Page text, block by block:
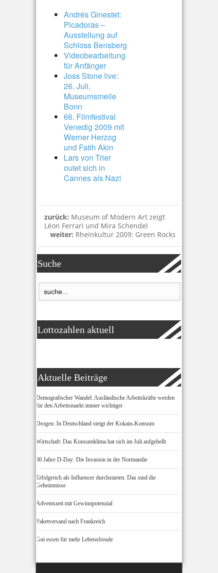
Andrés Ginestet:
Picadoras –
Ausstellung auf
Schloss Bensberg
Videobearbeitung
für Anfänger
Joss Stone live:
26. Juli,
Museumsmeile
Bonn
66. Filmfestival
Venedig 2009 mit
Werner Herzog
und Fatih Akin
Lars von Trier
outet sich in
Cannes als Nazi
zurück: Museum of Modern Art zeigt
Léon Ferrari und Mira Schendel
weiter: Rheinkultur 2009: Green Rocks
Suche
Lottozahlen aktuell
Aktuelle Beiträge
Demografischer Wandel: Ausländische Arbeitskräfte werden
für den Arbeitsmarkt immer wichtiger
Drogen: In Deutschland steigt der Kokain-Konsum
Wirtschaft: Das Konsumklima hat sich im Juli aufgehellt
80 Jahre D-Day: Die Invasion in der Normandie
Erfolgreich als Influencer durchstarten: Das sind die
Geheimnisse
Adventszeit mit Gewinnpotenzial
Paketversand nach Frankreich
Gut essen für mehr Lebensfreude